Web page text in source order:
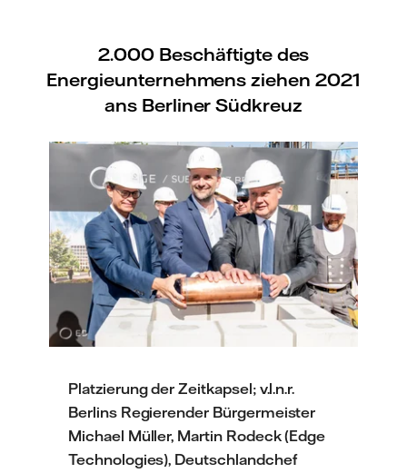
2.000 Beschäftigte des
Energieunternehmens ziehen 2021
ans Berliner Südkreuz
Platzierung der Zeitkapsel; v.l.n.r.
Berlins Regierender Bürgermeister
Michael Müller, Martin Rodeck (Edge
Technologies), Deutschlandchef